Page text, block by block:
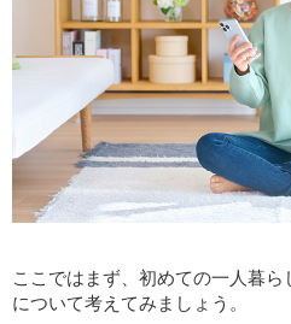
ここではまず、初めての一人暮
について考えてみましょう。